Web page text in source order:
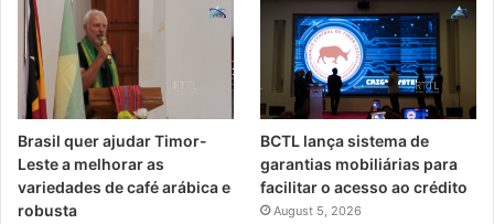
Brasil quer ajudar Timor-
Leste a melhorar as
variedades de café arábica e
robusta
BCTL lança sistema de
garantias mobiliárias para
facilitar o acesso ao crédito
August 5, 2026